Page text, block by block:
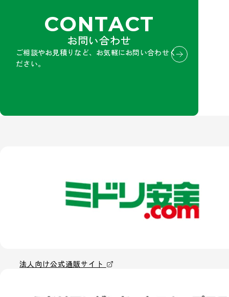
CONTACT
お問い合わせ
ご相談やお見積りなど、お気軽にお問い合わせく
ださい。
法人向け公式通販サイト